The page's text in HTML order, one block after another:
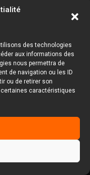
des technologies
aux informations des
nous permettra de
de navigation ou les ID
ou de retirer son
caractéristiques